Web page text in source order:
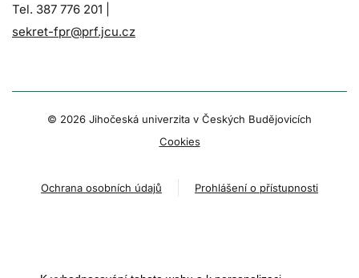
Tel. 387 776 201 |
sekret-fpr@prf.jcu.cz
© 2026 Jihočeská univerzita v Českých Budějovicích
Cookies
Ochrana osobních údajů Prohlášení o přístupnosti